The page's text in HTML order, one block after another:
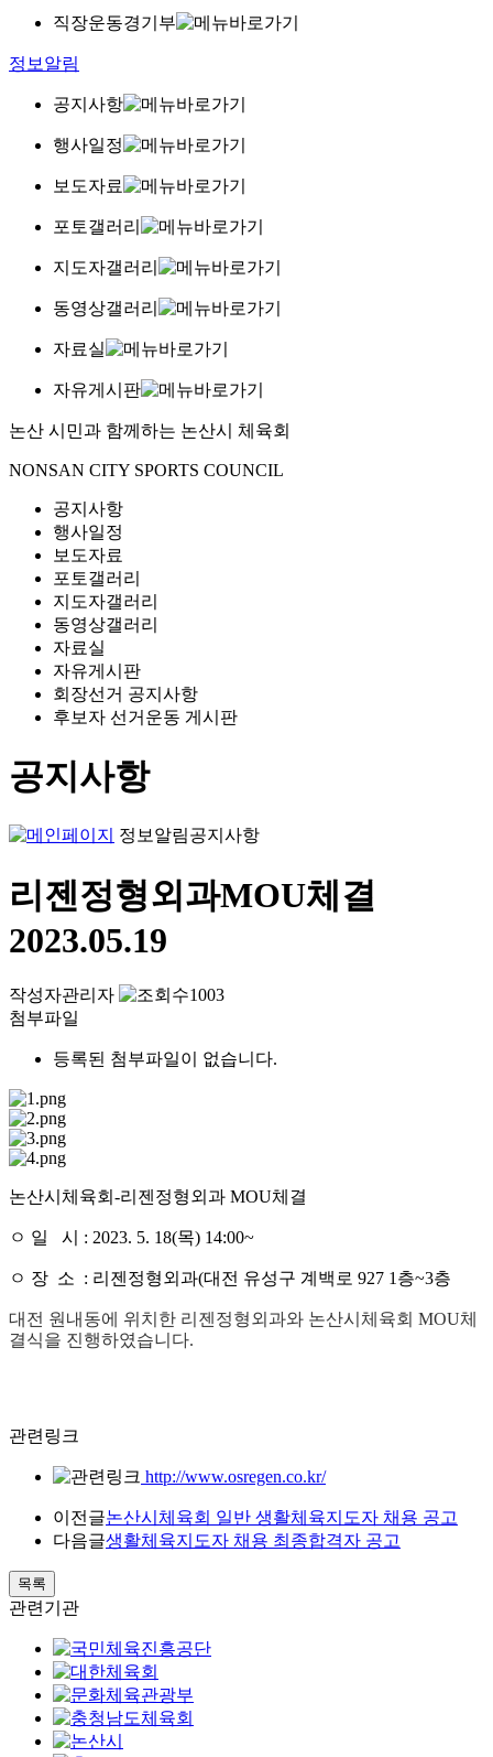
직장운동경기부
정보알림
공지사항
행사일정
보도자료
포토갤러리
지도자갤러리
동영상갤러리
자료실
자유게시판
논산 시민과 함께하는 논산시 체육회
NONSAN CITY SPORTS COUNCIL
공지사항
행사일정
보도자료
포토갤러리
지도자갤러리
동영상갤러리
자료실
자유게시판
회장선거 공지사항
후보자 선거운동 게시판
공지사항
정보알림공지사항
리젠정형외과MOU체결
2023.05.19
작성자관리자
1003
첨부파일
등록된 첨부파일이 없습니다.
논산시체육회-리젠정형외과 MOU체결
ㅇ 일 시 : 2023. 5. 18(목) 14:00~
ㅇ 장 소 : 리젠정형외과(대전 유성구 계백로 927 1층~3층
대전 원내동에 위치한 리젠정형외과와 논산시체육회 MOU체
결식을 진행하였습니다.
관련링크
http://www.osregen.co.kr/
이전글논산시체육회 일반 생활체육지도자 채용 공고
다음글생활체육지도자 채용 최종합격자 공고
목록
관련기관